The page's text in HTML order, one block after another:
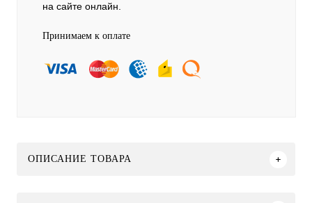
на сайте онлайн.
Принимаем к оплате
ОПИСАНИЕ ТОВАРА